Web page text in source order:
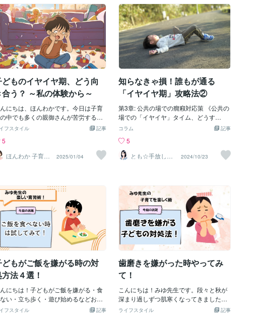
娘がイヤイヤ期に
した時は衝撃的でした。娘が急に
だ！」「イヤ！」を連発。 ある日、
はんを用意して「ほら、パンだ
〜」って言った瞬間、「やだーー！」
泣き。それまで喜んでパンを食べて
のに…ですよ？何があったのかと、
も一瞬固まりました。「え、パンって
たの好物じゃなかった？」と思いな
ら、必死に記憶をた
プラレールがいい！」とか「一番好きな
のはソーナノ！」とか答えている間に、
着替えさせてしまうのだ。そんな騙し討
ちみたいな…。そう、騙し討ちだ。でも
自分の好きな話題を振られて子供はごき
げん、支度はあっと言う間。朝の忙しい
時間に「仕事に間に合わないかも！😫」
というイライラを子供にぶつけてしまう
よりはお互いにとってずっと良いのだ。
ここで1つ注意。矢継ぎ早に質問しない
と、子供が「あ
労はないわ！という文言なんですよ
・・;イヤイヤも色々な場面が想定され
が子ども自身が言いたいことを言え
いるためにイライラして怒っている
合が大半かもしれませんね🤬でも、な
子どもが怒っているのか親が汲み取
いと親子でヒートアップしちゃった
してちょっとしんどいですよね😢その
、子どもが言った言葉をオウム返し
て聞いてみたり、言葉を足してあげ
もいいかもとふと考えたのでした🤔
えば、子どもが「私はチョコじゃなく
ッキーを食べたい。」と言いたいの
葉が見つからなくてなかなか相手に
オウム返しに「クッキーが食べたい
ね？」と一言フォローを入れてあげた
するのもありかもしれません👍年齢が
娘は語彙が増えたら今度は生意気盛り
。。難しいですね😅試行錯誤の真っ最
です🐾
います。こちらのご家庭は、本当にゆっ
たりとお子さんと関わっていらっしゃ
る。 そして何より、お子様ではあるのだ
けれども、一人の人間としてお話をして
いらっしゃる。 赤ちゃん言葉を使わず、
丁寧にお話をして。 今日はこちらのチャ
ンネルの動画をたくさん見て癒されただ
けでなく、とっても勉強になりまし
た。 皆さんもよろしければ、ご覧になっ
てくださいね。 それでは今日もあたたか
くしておやすみ下さいませ。
ものイヤイヤ期、どう向
合う？ ～私の体験から～
んにちは、ほんわかです。今日は子育
中でも多くの親御さんが苦労する
ヤイヤ期」について、私の体験を交
争」を取り入れてみた おもちゃを片
けたくない時、どうしても「イヤ！」
先に出てしまうことが多い我が子。し
を片付けてね！」と言ってみたとこ
、なんとその瞬間から張り切って片付
を始めたんです。競争感を取り入れる
とで、子どもが自分の役割を楽しんで
きるようになりました。 食事も一口か
食事の時間もイヤイヤ期の大きな壁の
。食べたくないとき、無理に食べさ
ようとしても「イヤ！」と反発される
り。そこで試したのが、「一口だけ
てからどうするか決めよう」という
です。一口食べた後は案外素直に
もう一口」と言って食べることが多く
ました。最初の一口をクリアするだ
、その後は比較的スムーズに進むこ
記事
フスタイル
5
ほんわか 子育て
相談
2025/01/04
知らなきゃ損！誰もが通る
「イヤイヤ期」攻略法②
第3章: 公共の場での癇癪対応策 《公共の
場での「イヤイヤ」タイム、どうす
る？》 外出中に限って子どもが大声で
ませんか？私は何度も何度も経験しまし
た。 公園やスーパー、カフェで一瞬にし
て周囲の視線が自分に集中するあの感
娘が2歳の頃、壮絶な癇癪を経験しまし
た。おもちゃコーナーで「これ買っ
て！」と言い出した娘に、「今日は買え
ないよ」と伝えた瞬間彼女はその場で床
にゴロンと寝転び、まさに「全力のイヤ
イヤポーズ」。 泣く、叫ぶ、手足をバタ
バタさせる…。周りの人たちは遠巻きに
こちらを見ている。私の心の声「ああ、
来た、ついに来た、これが噂の“お店での
イヤイヤ”か…」 その時、焦りと恥ずかし
さで頭が真っ白になりかけたんですが、
こういう時こそ大事なのは「感情を入れ
ずに平然と対応する」ことなんです。こ
れが難しいんですけど、本当に効果があ
記事
コラム
5
とも☆手放し子
育てでガミガミ
2024/10/23
どもがご飯を嫌がる時の対
法４選！
んにちは！子どもがご飯を嫌がる・食
い・立ち歩く・遊び始めるなどお子
の食事問題たくさんありますよね。
記事
フスタイル
歯磨きを嫌がった時やってみ
て！
こんにちは！みゆ先生です。段々と秋が
深まり過しずつ肌寒くなってきました
ね。でもまだまだ日中は暑いと感じつ時
記事
ライフスタイル